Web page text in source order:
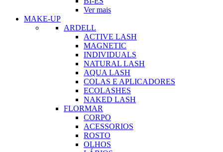
Ver mais
MAKE-UP
ARDELL
ACTIVE LASH
MAGNETIC
INDIVIDUALS
NATURAL LASH
AQUA LASH
COLAS E APLICADORES
ECOLASHES
NAKED LASH
FLORMAR
CORPO
ACESSORIOS
ROSTO
OLHOS